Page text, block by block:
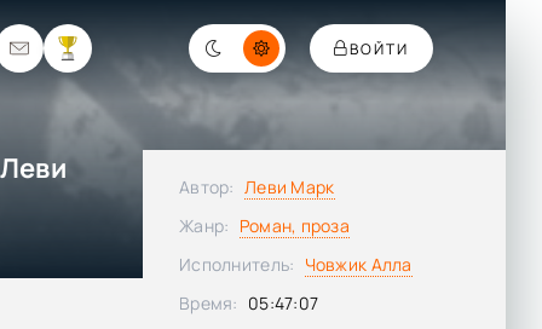
ВОЙТИ
Автор: Леви Марк
Жанр: Роман, проза
Исполнитель: Човжик Алла
Время: 05:47:07